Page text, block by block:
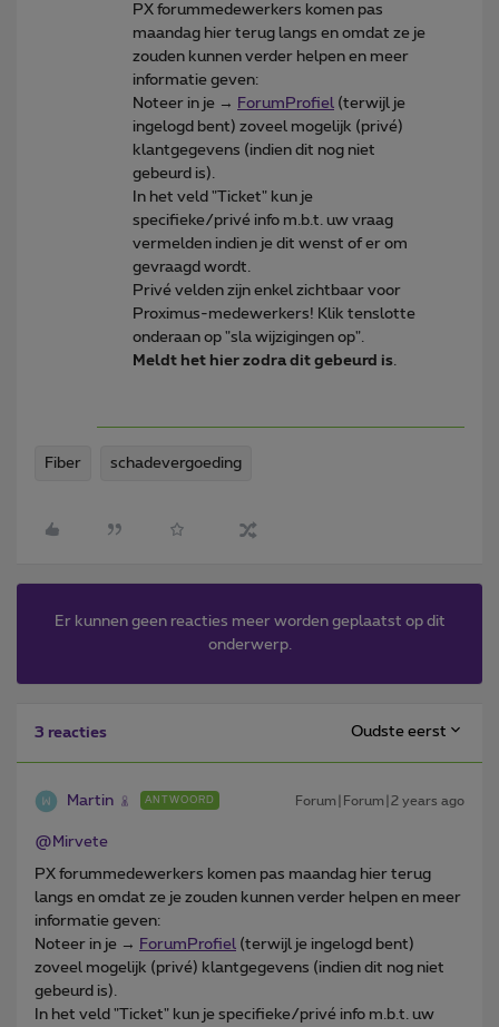
PX forummedewerkers komen pas
maandag hier terug langs en omdat ze je
zouden kunnen verder helpen en meer
informatie geven:
Noteer in je → ForumProfiel (terwijl je
ingelogd bent) zoveel mogelijk (privé)
klantgegevens (indien dit nog niet
gebeurd is).
In het veld "Ticket" kun je
specifieke/privé info m.b.t. uw vraag
vermelden indien je dit wenst of er om
gevraagd wordt.
Privé velden zijn enkel zichtbaar voor
Proximus-medewerkers! Klik tenslotte
onderaan op "sla wijzigingen op".
Meldt het hier zodra dit gebeurd is
Fiber schadevergoeding
Er kunnen geen reacties meer worden geplaatst op dit
onderwerp.
3 reacties Oudste eerst
Martin ANTWOORD Forum|Forum|2 years ago
@Mirvete
PX forummedewerkers komen pas maandag hier terug
langs en omdat ze je zouden kunnen verder helpen en meer
informatie geven:
Noteer in je → ForumProfiel (terwijl je ingelogd bent)
zoveel mogelijk (privé) klantgegevens (indien dit nog niet
gebeurd is).
In het veld "Ticket" kun je specifieke/privé info m.b.t. uw